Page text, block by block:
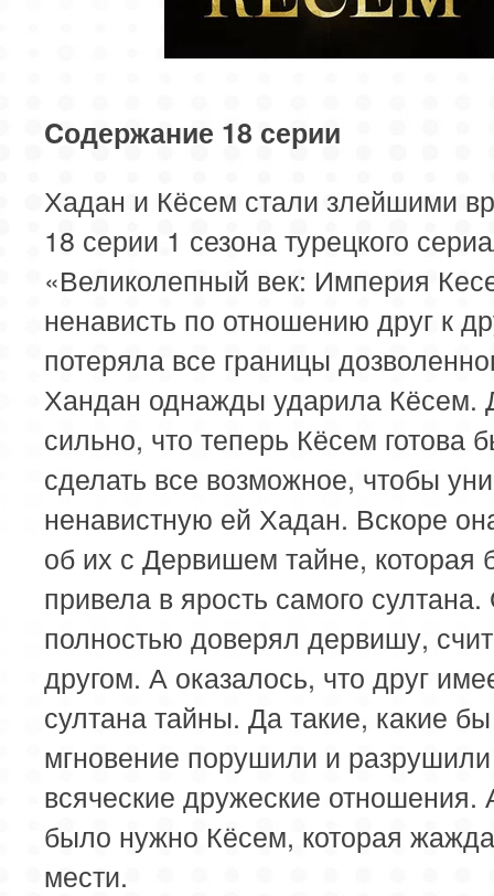
Cодержание 18 серии
Хадан и Кёсем стали злейшими
18 серии 1 сезона турецкого
«Великолепный век: Империя
ненависть по отношению друг к
потеряла все границы
Хандан однажды ударила Кёсем.
сильно, что теперь Кёсем готова
сделать все возможное, чтобы
ненавистную ей Хадан. Вскоре
об их с Дервишем тайне, которая
привела в ярость самого
полностью доверял дервишу,
другом. А оказалось, что друг
султана тайны. Да такие, какие
мгновение порушили и разрушили
всяческие дружеские отношения.
было нужно Кёсем, которая
мести.